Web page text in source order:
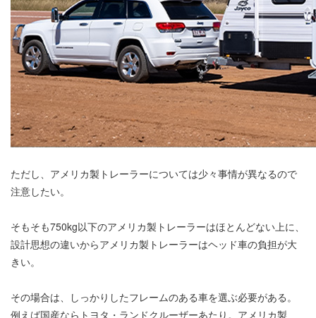
ただし、アメリカ製トレーラーについては少々事情が異なるので
注意したい。
そもそも750kg以下のアメリカ製トレーラーはほとんどない上に、
設計思想の違いからアメリカ製トレーラーはヘッド車の負担が大
きい。
その場合は、しっかりしたフレームのある車を選ぶ必要がある。
例えば国産ならトヨタ・ランドクルーザーあたり。アメリカ製